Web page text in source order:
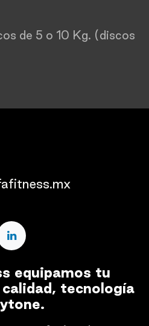
de 5 o 10 Kg. (discos
equipamos tu
tecnología